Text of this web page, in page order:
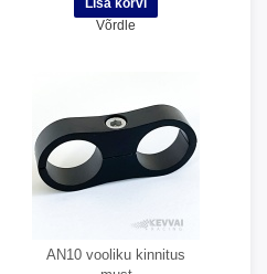
Võrdle
AN10 vooliku kinnitus